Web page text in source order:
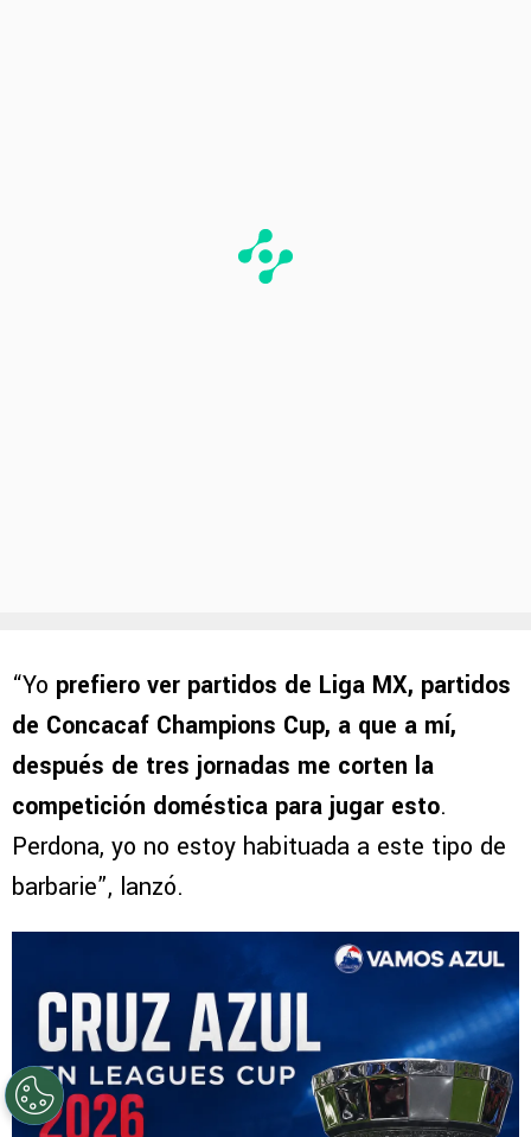
“Yo prefiero ver partidos de Liga MX, partidos
de Concacaf Champions Cup, a que a mí,
después de tres jornadas me corten la
competición doméstica para jugar esto.
Perdona, yo no estoy habituada a este tipo de
barbarie”, lanzó.